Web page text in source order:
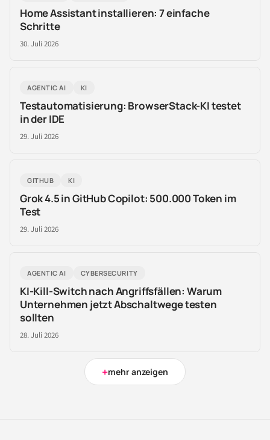
Home Assistant installieren: 7 einfache
Schritte
30. Juli 2026
AGENTIC AI KI
Testautomatisierung: BrowserStack-KI testet
in der IDE
29. Juli 2026
GITHUB KI
Grok 4.5 in GitHub Copilot: 500.000 Token im
Test
29. Juli 2026
AGENTIC AI CYBERSECURITY
KI-Kill-Switch nach Angriffsfällen: Warum
Unternehmen jetzt Abschaltwege testen
sollten
28. Juli 2026
+mehr anzeigen